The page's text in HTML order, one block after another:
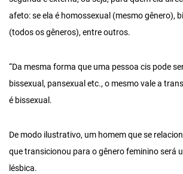
afeto: se ela é homossexual (mesmo gênero),
(todos os gêneros), entre outros.
“Da mesma forma que uma pessoa cis pode
bissexual, pansexual etc., o mesmo vale a
é bissexual.
De modo ilustrativo, um homem que se
que transicionou para o gênero feminino será
lésbica.